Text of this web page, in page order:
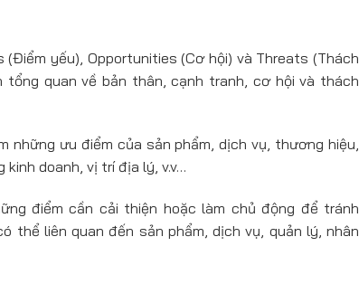
yếu), Opportunities (Cơ hội) và Threats (Thách
tổng quan về bản thân, cạnh tranh, cơ hội và thách
những ưu điểm của sản phẩm, dịch vụ, thương hiệu,
doanh, vị trí địa lý, v.v…
điểm cần cải thiện hoặc làm chủ động để tránh
thể liên quan đến sản phẩm, dịch vụ, quản lý, nhân